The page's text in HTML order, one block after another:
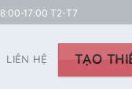
17:00 T2-T7
LIÊN HỆ TẠO